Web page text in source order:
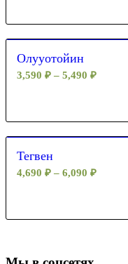
Олууотойин
3,590 ₽ – 5,490 ₽
Тегвен
4,690 ₽ – 6,090 ₽